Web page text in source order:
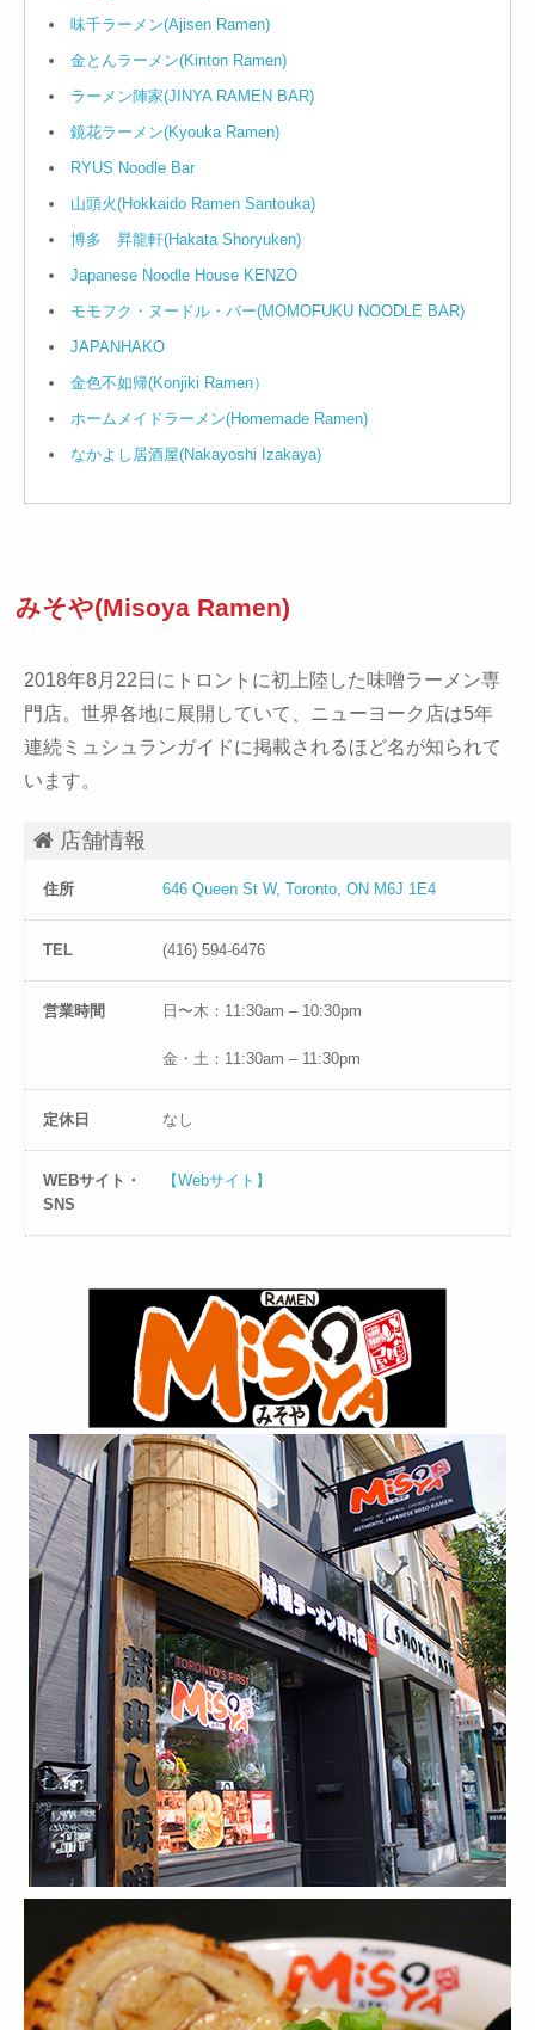
味千ラーメン(Ajisen Ramen)
金とんラーメン(Kinton Ramen)
ラーメン陣家(JINYA RAMEN BAR)
鏡花ラーメン(Kyouka Ramen)
RYUS Noodle Bar
山頭火(Hokkaido Ramen Santouka)
博多 昇龍軒(Hakata Shoryuken)
Japanese Noodle House KENZO
モモフク・ヌードル・バー(MOMOFUKU NOODLE BAR)
JAPANHAKO
金色不如帰(Konjiki Ramen）
ホームメイドラーメン(Homemade Ramen)
なかよし居酒屋(Nakayoshi Izakaya)
みそや(Misoya Ramen)
2018年8月22日にトロントに初上陸した味噌ラーメン専
門店。世界各地に展開していて、ニューヨーク店は5年
連続ミュシュランガイドに掲載されるほど名が知られて
います。
店舗情報
住所 646 Queen St W, Toronto, ON M6J 1E4
TEL (416) 594-6476
営業時間 日〜木：11:30am – 10:30pm
金・土：11:30am – 11:30pm
定休日 なし
WEBサイト・
SNS
【Webサイト】